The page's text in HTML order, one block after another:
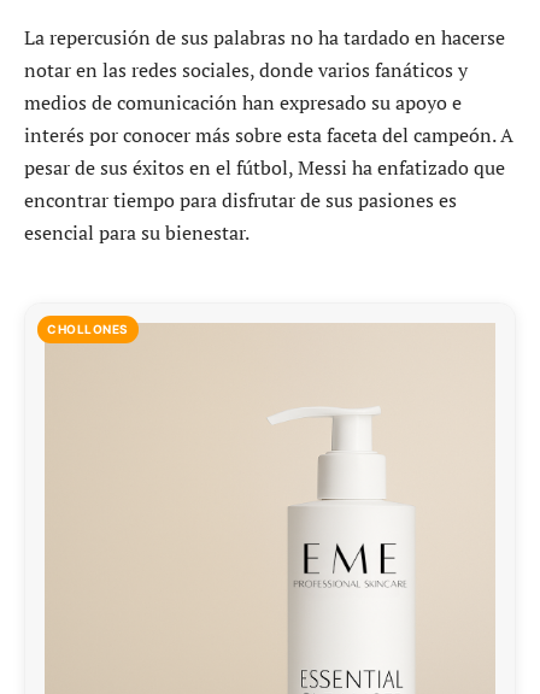
La repercusión de sus palabras no ha tardado en hacerse
notar en las redes sociales, donde varios fanáticos y
medios de comunicación han expresado su apoyo e
interés por conocer más sobre esta faceta del campeón. A
pesar de sus éxitos en el fútbol, Messi ha enfatizado que
encontrar tiempo para disfrutar de sus pasiones es
esencial para su bienestar.
CHOLLONES